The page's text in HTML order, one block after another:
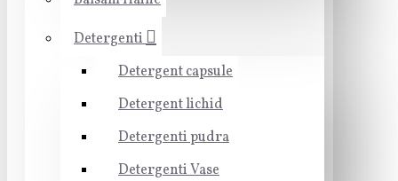
Detergenti
Detergent capsule
Detergent lichid
Detergenti pudra
Detergenti Vase